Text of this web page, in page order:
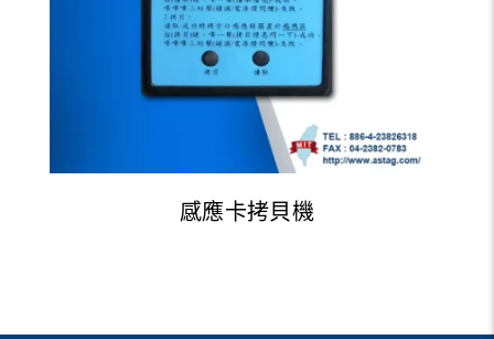
感應卡拷貝機